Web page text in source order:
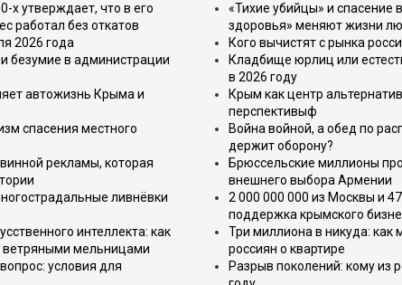
х утверждает, что в его
работал без откатов
2026 года
безумие в администрации
автожизнь Крыма и
спасения местного
рекламы, которая
ливнёвки
интеллекта: как
ветряными мельницами
условия для
«Тихие убийцы» и спасение
здоровья» меняют жизни
Кого вычистят с рынка
Кладбище юрлиц или
в 2026 году
Крым как центр
перспективыф
Война войной, а обед по
держит оборону?
Брюссельские миллионы
внешнего выбора Армении
2 000 000 000 из Москвы и
поддержка крымского
Три миллиона в никуда:
россиян о квартире
Разрыв поколений: кому из